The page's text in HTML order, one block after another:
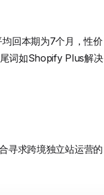
回本期为7个月，性价
词如Shopify Plus解决
寻求跨境独立站运营的